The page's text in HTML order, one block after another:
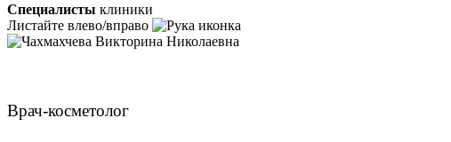
Специалисты клиники
Листайте влево/вправо
Врач-косметолог